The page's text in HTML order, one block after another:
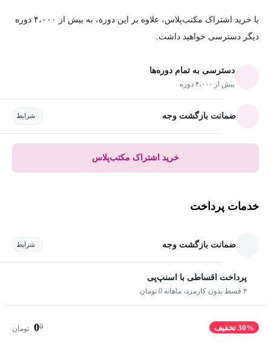
با خرید اشتراک مکتب‌پلاس، علاوه بر این دوره، به بیش از ۴،۰۰۰ دوره
دیگر دسترسی خواهید داشت.
دسترسی به تمام دوره‌ها
بیش از ۴،۰۰۰ دوره
ضمانت بازگشت وجه شرایط
خرید اشتراک مکتب‌پلاس
خدمات پرداخت
ضمانت بازگشت وجه شرایط
پرداخت اقساطی با اسنپ‌پی
۴ قسط بدون کارمزد، ماهانه 0 تومان
30% تخفیف 0
0 تومان